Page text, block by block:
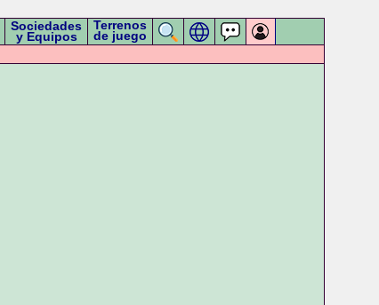
Sociedades
y Equipos
Terrenos
de juego